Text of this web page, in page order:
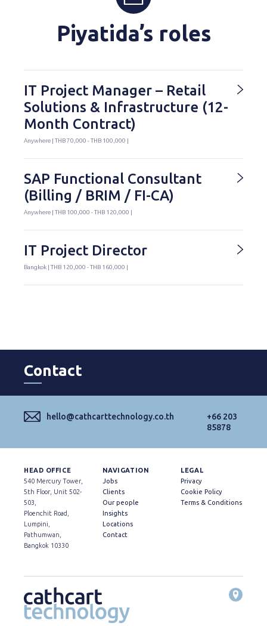
Piyatida’s roles
IT Project Manager – Retail
Solutions & Infrastructure (12-
Month Contract)
Anywhere | THB 70,000 - THB 100,000 |
SAP Functional Consultant
(Billing / BRIM / FI-CA)
Anywhere | THB 100,000 - THB 120,000 |
IT Project Director
Bangkok | THB 120,000 - THB 160,000 |
Contact
hello@cathcarttechnology.co.th
+66 203
85878
HEAD OFFICE
540 Mercury Tower,
5th Floor, Unit 502-
503,
Ploenchit Road,
Lumpini,
Pathumwan,
Bangkok 10330
NAVIGATION
Jobs
Clients
Our people
Insights
Locations
Contact
LEGAL
Privacy
Cookie Policy
Terms & Conditions